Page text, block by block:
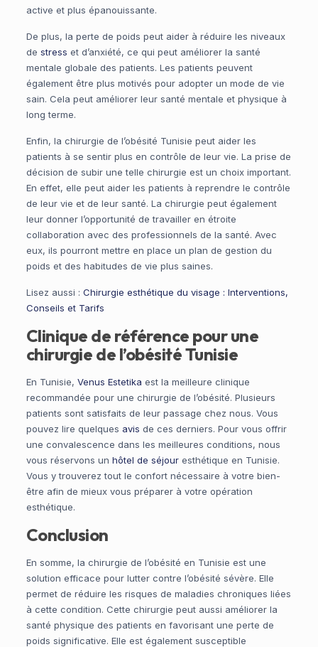
active et plus épanouissante.
De plus, la perte de poids peut aider à réduire les niveaux
de stress et d’anxiété, ce qui peut améliorer la santé
mentale globale des patients. Les patients peuvent
également être plus motivés pour adopter un mode de vie
sain. Cela peut améliorer leur santé mentale et physique à
long terme.
Enfin, la chirurgie de l’obésité Tunisie peut aider les
patients à se sentir plus en contrôle de leur vie. La prise de
décision de subir une telle chirurgie est un choix important.
En effet, elle peut aider les patients à reprendre le contrôle
de leur vie et de leur santé. La chirurgie peut également
leur donner l’opportunité de travailler en étroite
collaboration avec des professionnels de la santé. Avec
eux, ils pourront mettre en place un plan de gestion du
poids et des habitudes de vie plus saines.
Lisez aussi : Chirurgie esthétique du visage : Interventions,
Conseils et Tarifs
Clinique de référence pour une
chirurgie de l’obésité Tunisie
En Tunisie, Venus Estetika est la meilleure clinique
recommandée pour une chirurgie de l’obésité. Plusieurs
patients sont satisfaits de leur passage chez nous. Vous
pouvez lire quelques avis de ces derniers. Pour vous offrir
une convalescence dans les meilleures conditions, nous
vous réservons un hôtel de séjouresthétique en Tunisie.
Vous y trouverez tout le confort nécessaire à votre bien-
être afin de mieux vous préparer à votre opération
esthétique.
Conclusion
En somme, la chirurgie de l’obésité en Tunisie est une
solution efficace pour lutter contre l’obésité sévère. Elle
permet de réduire les risques de maladies chroniques liées
à cette condition. Cette chirurgie peut aussi améliorer la
santé physique des patients en favorisant une perte de
poids significative. Elle est également susceptible